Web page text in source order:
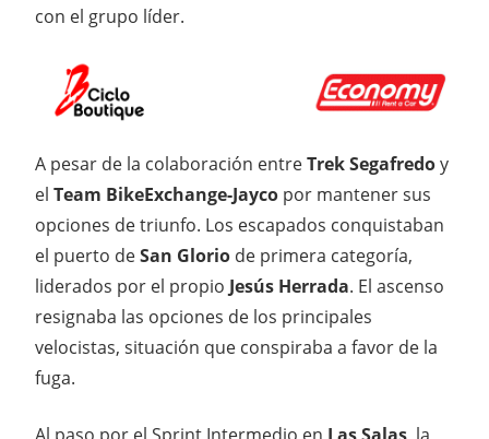
con el grupo líder.
A pesar de la colaboración entreTrek Segafredoy
el Team BikeExchange-Jayco por mantener sus
opciones de triunfo. Los escapados conquistaban
el puerto deSan Glorio de primera categoría,
liderados por el propio Jesús Herrada. El ascenso
resignaba las opciones de los principales
velocistas, situación que conspiraba a favor de la
fuga.